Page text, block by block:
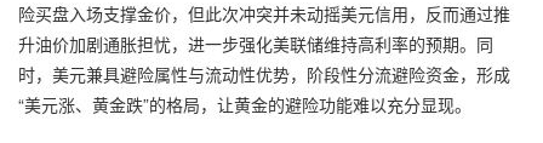
险买盘入场支撑金价，但此次冲突并未动摇美元信用，反而通过推
升油价加剧通胀担忧，进一步强化美联储维持高利率的预期。同
时，美元兼具避险属性与流动性优势，阶段性分流避险资金，形成
“美元涨、黄金跌”的格局，让黄金的避险功能难以充分显现。